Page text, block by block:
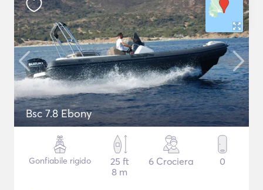
Bsc 7.8 Ebony
Gonfiabile rigido
25 ft
8 m
6 Crociera 0